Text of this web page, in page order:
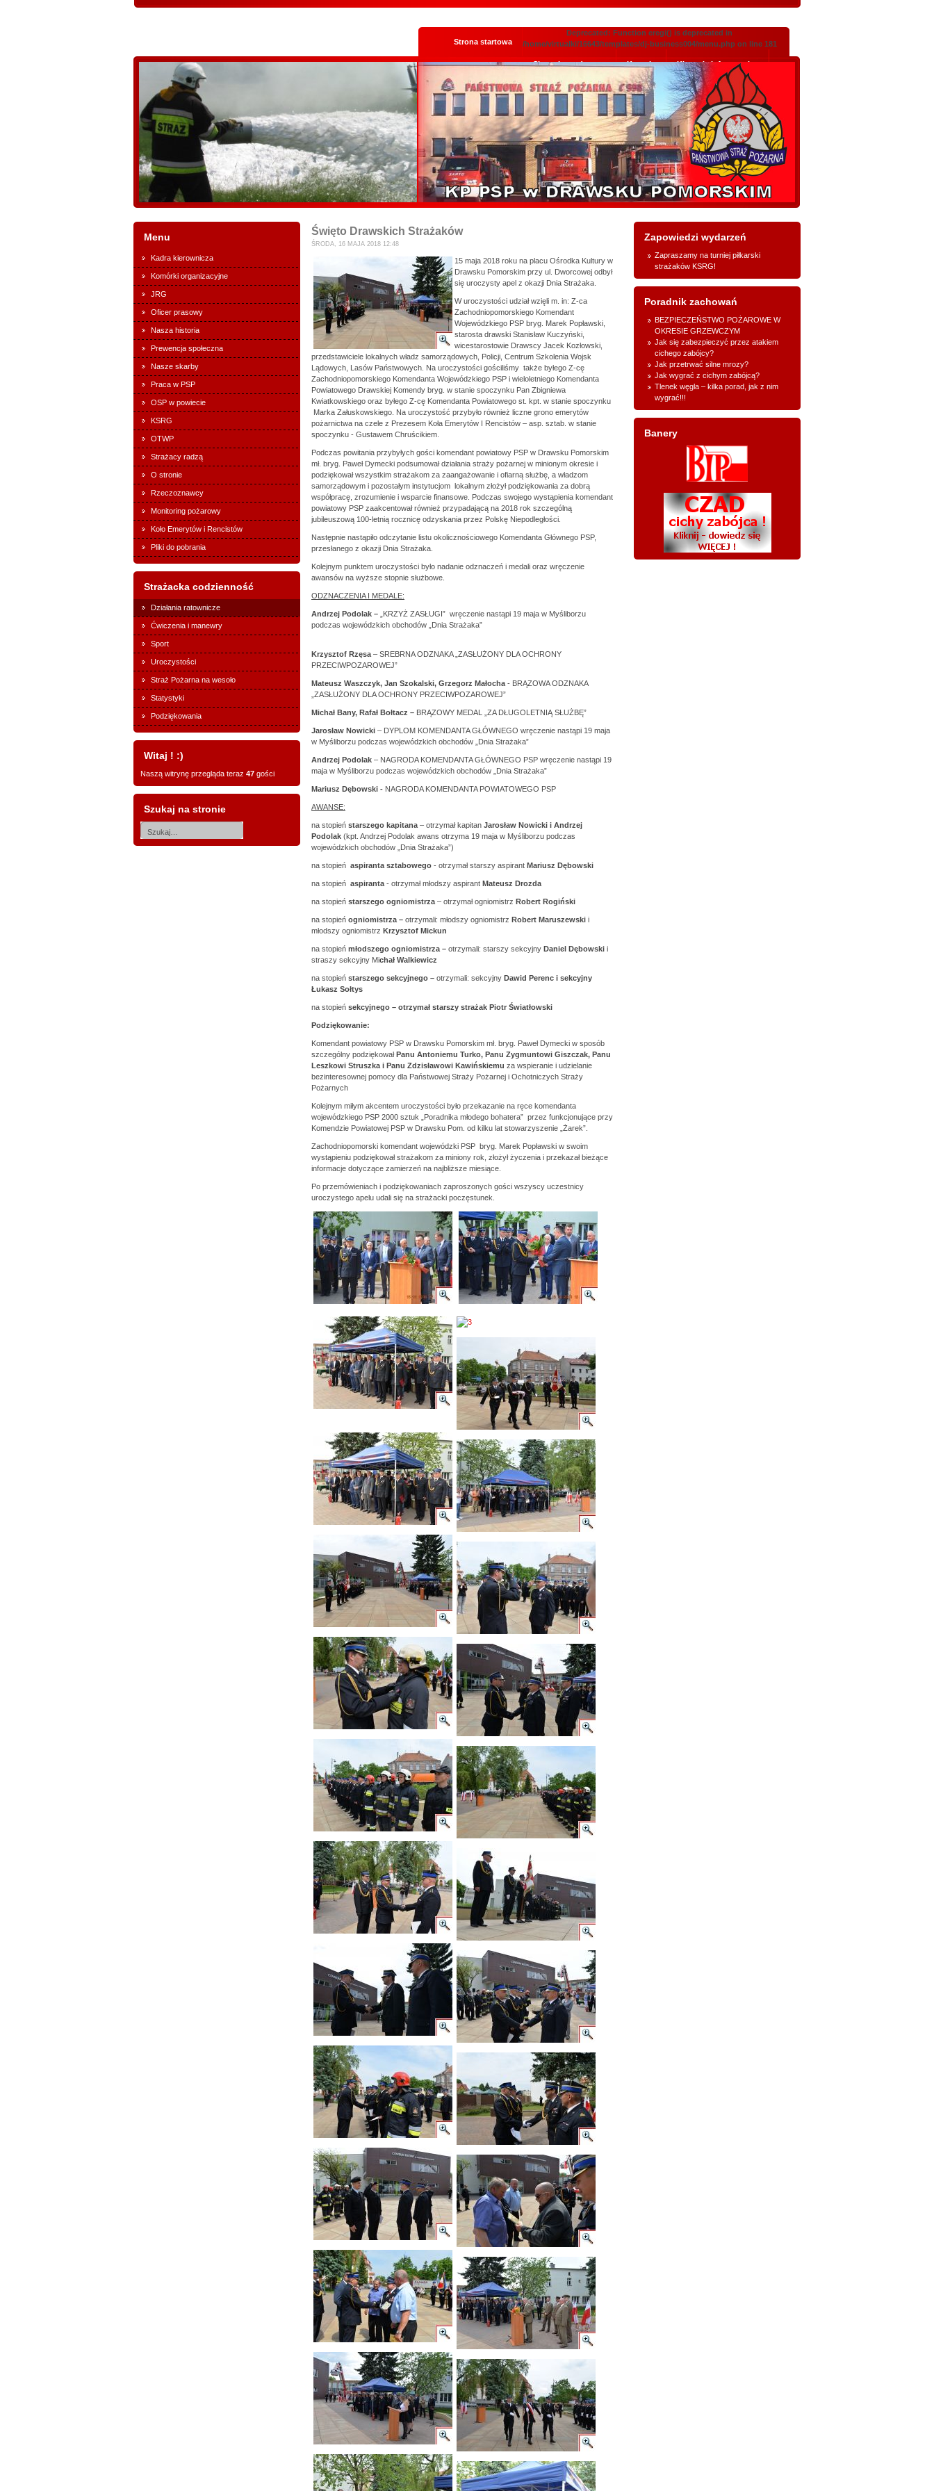
Strona startowa
Deprecated: Function eregi() is deprecated in
/home/virtualki/16643/templates/dj-business004/menu.php on line 181
Skrzynka podawcza Kontakt Klauzula informacyjna
Menu
Kadra kierownicza
Komórki organizacyjne
JRG
Oficer prasowy
Nasza historia
Prewencja społeczna
Nasze skarby
Praca w PSP
OSP w powiecie
KSRG
OTWP
Strażacy radzą
O stronie
Rzeczoznawcy
Monitoring pożarowy
Koło Emerytów i Rencistów
Pliki do pobrania
Strażacka codzienność
Działania ratownicze
Ćwiczenia i manewry
Sport
Uroczystości
Straż Pożarna na wesoło
Statystyki
Podziękowania
Witaj ! :)
Naszą witrynę przegląda teraz 47 gości
Szukaj na stronie
Święto Drawskich Strażaków
ŚRODA, 16 MAJA 2018 12:48
15 maja 2018 roku na placu Ośrodka Kultury w
Drawsku Pomorskim przy ul. Dworcowej odbył
się uroczysty apel z okazji Dnia Strażaka.
W uroczystości udział wzięli m. in: Z-ca
Zachodniopomorskiego Komendant
Wojewódzkiego PSP bryg. Marek Popławski,
starosta drawski Stanisław Kuczyński,
wicestarostowie Drawscy Jacek Kozłowski,
przedstawiciele lokalnych władz samorządowych, Policji, Centrum Szkolenia Wojsk
Lądowych, Lasów Państwowych. Na uroczystości gościliśmy także byłego Z-cę
Zachodniopomorskiego Komendanta Wojewódzkiego PSP i wieloletniego Komendanta
Powiatowego Drawskiej Komendy bryg. w stanie spoczynku Pan Zbigniewa
Kwiatkowskiego oraz byłego Z-cę Komendanta Powiatowego st. kpt. w stanie spoczynku
Marka Załuskowskiego. Na uroczystość przybyło również liczne grono emerytów
pożarnictwa na czele z Prezesem Koła Emerytów I Rencistów – asp. sztab. w stanie
spoczynku - Gustawem Chruścikiem.
Podczas powitania przybyłych gości komendant powiatowy PSP w Drawsku Pomorskim
mł. bryg. Paweł Dymecki podsumował działania straży pożarnej w minionym okresie i
podziękował wszystkim strażakom za zaangażowanie i ofiarną służbę, a władzom
samorządowym i pozostałym instytucjom lokalnym złożył podziękowania za dobrą
współpracę, zrozumienie i wsparcie finansowe. Podczas swojego wystąpienia komendant
powiatowy PSP zaakcentował również przypadającą na 2018 rok szczególną
jubileuszową 100-letnią rocznicę odzyskania przez Polskę Niepodległości.
Następnie nastąpiło odczytanie listu okolicznościowego Komendanta Głównego PSP,
przesłanego z okazji Dnia Strażaka.
Kolejnym punktem uroczystości było nadanie odznaczeń i medali oraz wręczenie
awansów na wyższe stopnie służbowe.
ODZNACZENIA I MEDALE:
Andrzej Podolak –
„KRZYŻ ZASŁUGI” wręczenie nastąpi 19 maja w Myśliborzu
podczas wojewódzkich obchodów „Dnia Strażaka”
Krzysztof Rzęsa – SREBRNA ODZNAKA „ZASŁUŻONY DLA OCHRONY
PRZECIWPOZAROWEJ”
Mateusz Waszczyk, Jan Szokalski, Grzegorz Małocha - BRĄZOWA ODZNAKA
„ZASŁUŻONY DLA OCHRONY PRZECIWPOZAROWEJ”
Michał Bany, Rafał Bołtacz – BRĄZOWY MEDAL „ZA DŁUGOLETNIĄ SŁUŻBĘ”
Jarosław Nowicki – DYPLOM KOMENDANTA GŁÓWNEGO wręczenie nastąpi 19 maja
w Myśliborzu podczas wojewódzkich obchodów „Dnia Strażaka”
Andrzej Podolak – NAGRODA KOMENDANTA GŁÓWNEGO PSP wręczenie nastąpi 19
maja w Myśliborzu podczas wojewódzkich obchodów „Dnia Strażaka”
Mariusz Dębowski - NAGRODA KOMENDANTA POWIATOWEGO PSP
AWANSE:
na stopień starszego kapitana – otrzymał kapitan Jarosław Nowicki i Andrzej
Podolak (kpt. Andrzej Podolak awans otrzyma 19 maja w Myśliborzu podczas
wojewódzkich obchodów „Dnia Strażaka”)
na stopień aspiranta sztabowego - otrzymał starszy aspirant Mariusz Dębowski
na stopień aspiranta - otrzymał młodszy aspirant Mateusz Drozda
na stopień starszego ogniomistrza – otrzymał ogniomistrz Robert Rogiński
na stopień ogniomistrza – otrzymali: młodszy ogniomistrz Robert Maruszewski i
młodszy ogniomistrz Krzysztof Mickun
na stopień młodszego ogniomistrza – otrzymali: starszy sekcyjny Daniel Dębowski i
straszy sekcyjny Michał Walkiewicz
na stopień starszego sekcyjnego – otrzymali: sekcyjny Dawid Perenc i sekcyjny
Łukasz Sołtys
na stopień sekcyjnego – otrzymał starszy strażak Piotr Światłowski
Podziękowanie:
Komendant powiatowy PSP w Drawsku Pomorskim mł. bryg. Paweł Dymecki w sposób
szczególny podziękowałPanu Antoniemu Turko, Panu Zygmuntowi Giszczak, Panu
Leszkowi Struszka i Panu Zdzisławowi Kawińskiemu za wspieranie i udzielanie
bezinteresownej pomocy dla Państwowej Straży Pożarnej i Ochotniczych Straży
Pożarnych
Kolejnym miłym akcentem uroczystości było przekazanie na ręce komendanta
wojewódzkiego PSP 2000 sztuk „Poradnika młodego bohatera” przez funkcjonujące przy
Komendzie Powiatowej PSP w Drawsku Pom. od kilku lat stowarzyszenie „Żarek”.
Zachodniopomorski komendant wojewódzki PSP bryg. Marek Popławski w swoim
wystąpieniu podziękował strażakom za miniony rok, złożył życzenia i przekazał bieżące
informacje dotyczące zamierzeń na najbliższe miesiące.
Po przemówieniach i podziękowaniach zaproszonych gości wszyscy uczestnicy
uroczystego apelu udali się na strażacki poczęstunek.
Zapowiedzi wydarzeń
Zapraszamy na turniej piłkarski
strażaków KSRG!
Poradnik zachowań
BEZPIECZEŃSTWO POŻAROWE W
OKRESIE GRZEWCZYM
Jak się zabezpieczyć przez atakiem
cichego zabójcy?
Jak przetrwać silne mrozy?
Jak wygrać z cichym zabójcą?
Tlenek węgla – kilka porad, jak z nim
wygrać!!!
Banery